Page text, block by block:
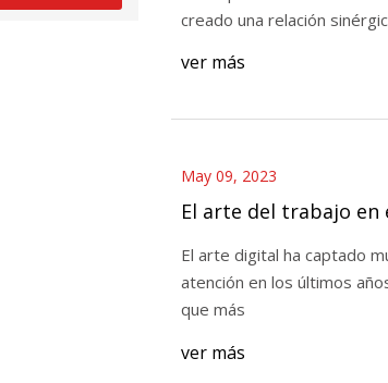
creado una relación
ver más
May 09, 2023
El arte del trabajo en
El arte digital ha captado
atención en los últimos
que más
ver más